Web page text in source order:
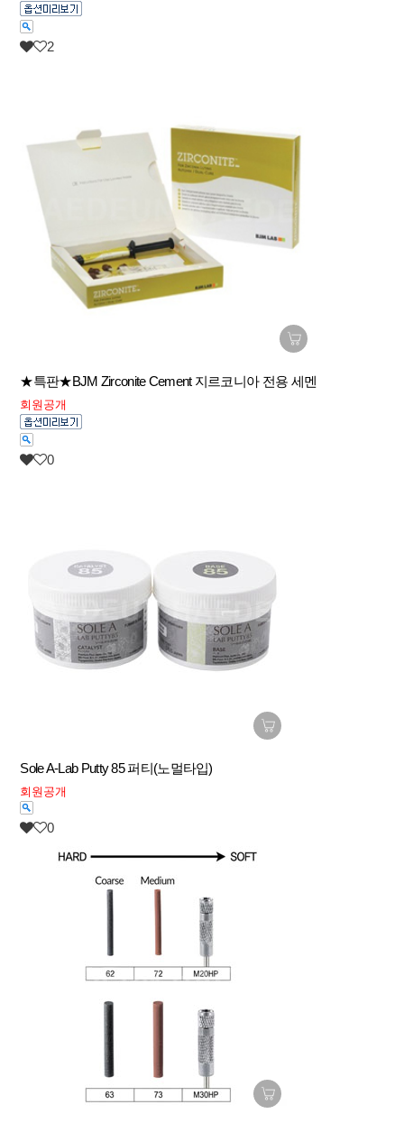
2
★특판★BJM Zirconite Cement 지르코니아 전용 세멘
회원공개
0
Sole A-Lab Putty 85 퍼티(노멀타입)
회원공개
0